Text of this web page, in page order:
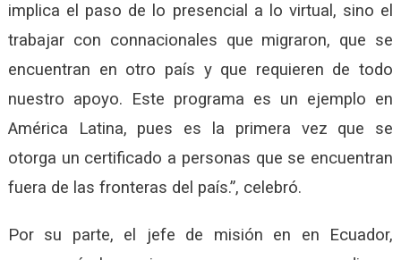
implica el paso de lo presencial a lo virtual, sino el
trabajar con connacionales que migraron, que se
encuentran en otro país y que requieren de todo
nuestro apoyo. Este programa es un ejemplo en
América Latina, pues es la primera vez que se
otorga un certificado a personas que se encuentran
fuera de las fronteras del país.”, celebró.
Por su parte, el jefe de misión en en Ecuador,